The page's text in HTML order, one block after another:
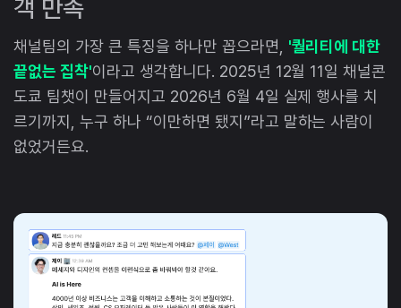
객 만족
채널팀의 가장 큰 특징을 하나만 꼽으라면, '퀄리티에 대한
끝없는 집착'이라고 생각합니다. 2025년 12월 11일 채널콘
도쿄 팀챗이 만들어지고 2026년 6월 4일 실제 행사를 치
르기까지, 누구 하나 “이만하면 됐지”라고 말하는 사람이
없었거든요.